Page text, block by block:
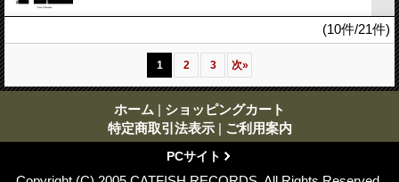
(10件/21件)
1 2 3 次»
ホーム | ショッピングカート
特定商取引法表示 | ご利用案内
PCサイト